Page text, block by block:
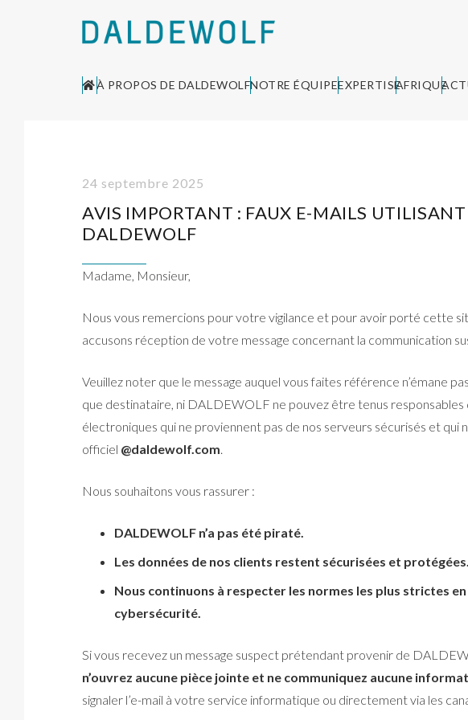
À PROPOS DE DALDEWOLFNOTRE ÉQUIPEEXPERTISEAFRIQUE
24 septembre 2025
AVIS IMPORTANT : FAUX E-MAILS
DALDEWOLF
Madame, Monsieur,
Nous vous remercions pour votre vigilance et pour avoir porté cette
accusons réception de votre message concernant la communication
Veuillez noter que le message auquel vous faites référence n’émane
que destinataire, ni DALDEWOLF ne pouvez être tenus
électroniques qui ne proviennent pas de nos serveurs sécurisés et qui
officiel @daldewolf.com.
Nous souhaitons vous rassurer :
DALDEWOLF n’a pas été piraté.
Les données de nos clients restent sécurisées et protégées.
Nous continuons à respecter les normes les plus strictes
cybersécurité.
Si vous recevez un message suspect prétendant provenir de
n’ouvrez aucune pièce jointe et ne communiquez aucune
signaler l’e-mail à votre service informatique ou directement via les